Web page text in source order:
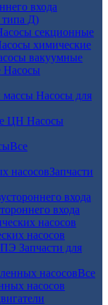
входа
типа Д)
секционные
химические
вакуумные
Насосы
Насосы для
Насосы
Все
Запчасти
входа
насосов
Запчасти для
Все
насосов